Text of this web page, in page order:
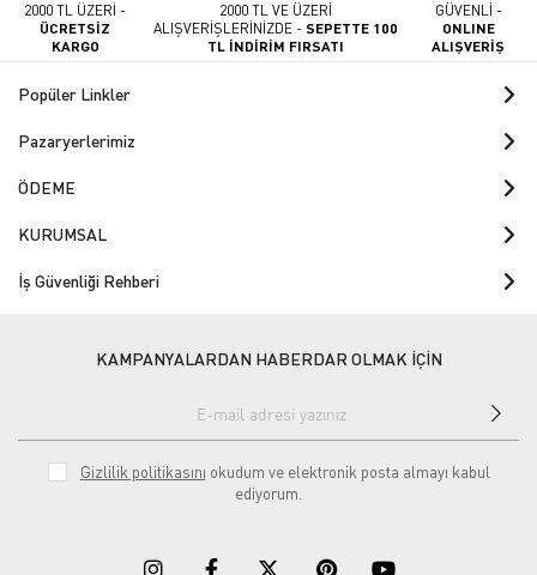
2000 TL ÜZERİ -
ÜCRETSİZ
KARGO
2000 TL VE ÜZERİ
ALIŞVERİŞLERİNİZDE -SEPETTE 100
TL İNDİRİM FIRSATI
GÜVENLİ -
ONLINE
ALIŞVERİŞ
Popüler Linkler
Pazaryerlerimiz
ÖDEME
KURUMSAL
İş Güvenliği Rehberi
KAMPANYALARDAN HABERDAR OLMAK İÇİN
Gizlilik politikasını okudum ve elektronik posta almayı kabul
ediyorum.